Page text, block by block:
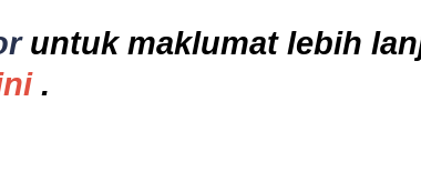
untuk maklumat lebih
.